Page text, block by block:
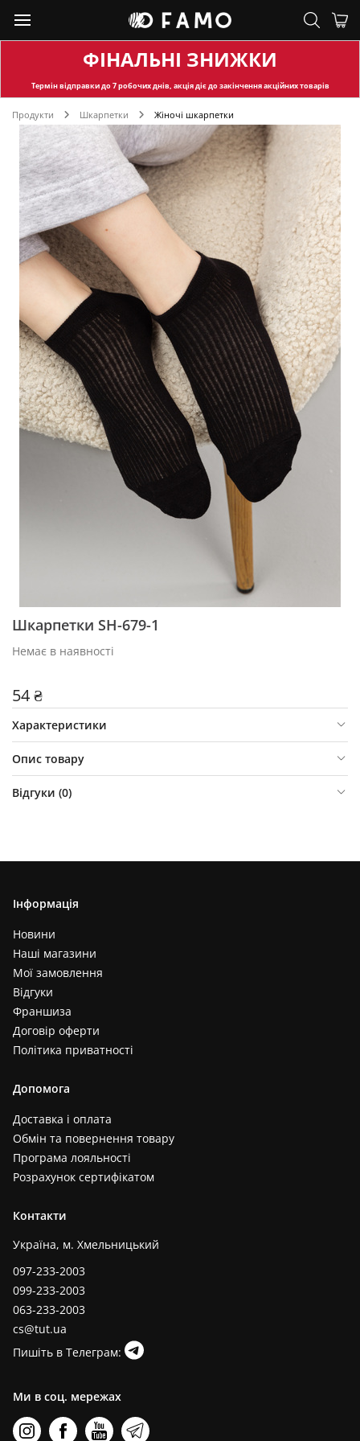
ФІНАЛЬНІ ЗНИЖКИ
Термін відправкидо 7 робочих днів, акція діє до закінчення акційних товарів
Продукти Шкарпетки Жіночі шкарпетки
Шкарпетки SH-679-1
Немає в наявності
54 ₴
Характеристики
Опис товару
Відгуки (0)
Інформація
Новини
Наші магазини
Мої замовлення
Відгуки
Франшиза
Договір оферти
Політика приватності
Допомога
Доставка і оплата
Обмін та повернення товару
Програма лояльності
Розрахунок сертифікатом
Контакти
Україна, м. Хмельницький
097-233-2003
099-233-2003
063-233-2003
cs@tut.ua
Пишіть в Телеграм:
Ми в соц. мережах